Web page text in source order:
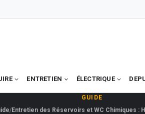
ENTRETIEN ÉLECTRIQUE
GUIDE
Entretien des Réservoirs et WC Chimiques :